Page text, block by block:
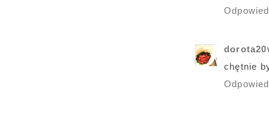
chętnie